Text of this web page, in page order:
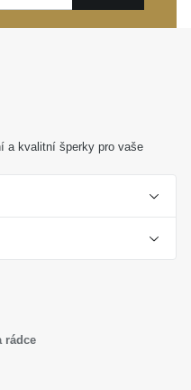
který jen tak
a kvalitní šperky pro vaše
trend
rádce